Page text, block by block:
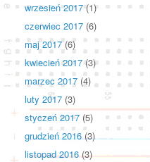
wrzesień 2017(1)
czerwiec 2017 (6)
maj 2017(6)
kwiecień 2017(3)
marzec 2017 (4)
luty 2017 (3)
styczeń 2017 (5)
grudzień 2016 (3)
listopad 2016 (3)